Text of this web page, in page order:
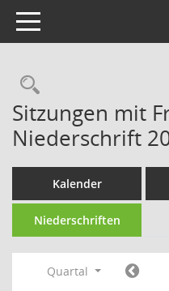
Toggle navigation
Sitzungen mit
Niederschrift
Kalender
Niederschriften
Quartal